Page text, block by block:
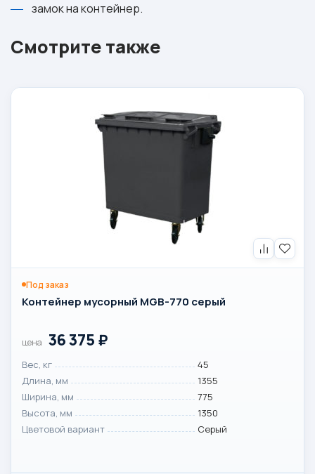
замок на контейнер.
Смотрите также
Под заказ
Контейнер мусорный MGB-770 серый
цена 36 375 ₽
Вес, кг
45
Длина, мм
1355
Ширина, мм
775
Высота, мм
1350
Цветовой вариант
Серый